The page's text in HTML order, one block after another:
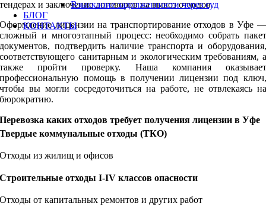
Взыскание задолженности через суд
БЛОГ
КОНТАКТЫ
тендерах и заключение договоров на вывоз отходов.
Оформление лицензии на транспортирование отходов в Уфе —
сложный и многоэтапный процесс: необходимо собрать пакет
документов, подтвердить наличие транспорта и оборудования,
соответствующего санитарным и экологическим требованиям, а
также пройти проверку. Наша компания оказывает
профессиональную помощь в получении лицензии под ключ,
чтобы вы могли сосредоточиться на работе, не отвлекаясь на
бюрократию.
Перевозка каких отходов требует получения лицензии в Уфе
Твердые коммунальные отходы (ТКО)
Отходы из жилищ и офисов
Строительные отходы I-IV классов опасности
Отходы от капитальных ремонтов и других работ